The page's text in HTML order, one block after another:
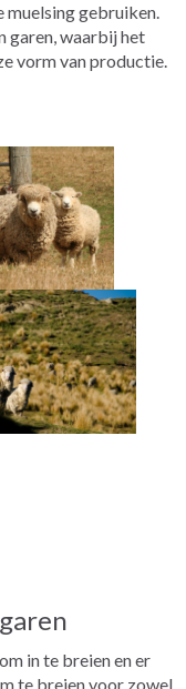
muelsing gebruiken.
garen, waarbij het
vorm van productie.
in te breien en er
te breien voor zowel